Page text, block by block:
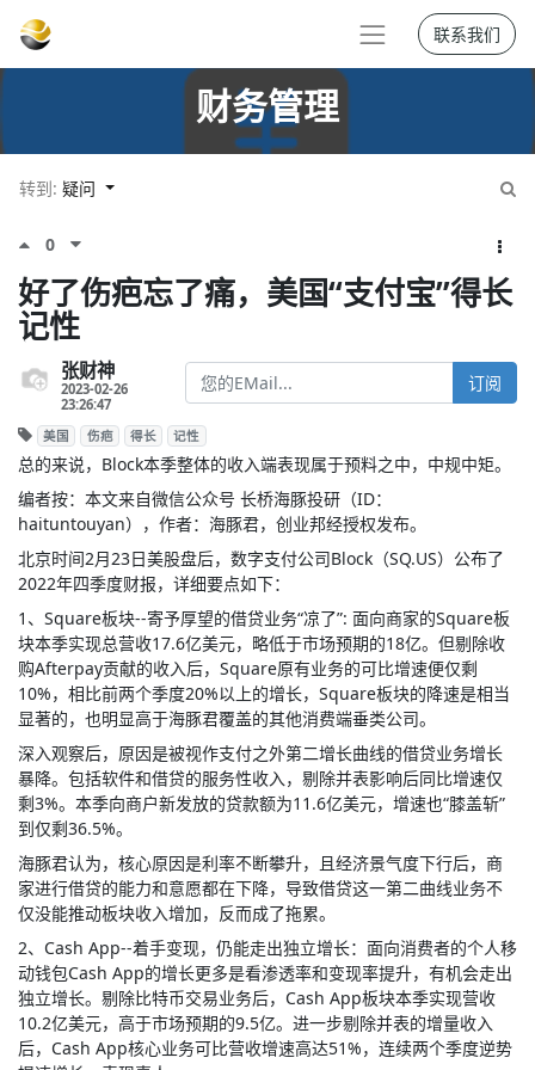
联系我们
财务管理
转到: 疑问
0
好了伤疤忘了痛，美国“支付宝”得长
记性
张财神
2023-02-26
23:26:47
订阅
美国 伤疤 得长 记性
总的来说，Block本季整体的收入端表现属于预料之中，中规中矩。
编者按：本文来自微信公众号 长桥海豚投研（ID：
haituntouyan），作者：海豚君，创业邦经授权发布。
北京时间2月23日美股盘后，数字支付公司Block（SQ.US）公布了
2022年四季度财报，详细要点如下：
1、Square板块--寄予厚望的借贷业务“凉了”: 面向商家的Square板
块本季实现总营收17.6亿美元，略低于市场预期的18亿。但剔除收
购Afterpay贡献的收入后，Square原有业务的可比增速便仅剩
10%，相比前两个季度20%以上的增长，Square板块的降速是相当
显著的，也明显高于海豚君覆盖的其他消费端垂类公司。
深入观察后，原因是被视作支付之外第二增长曲线的借贷业务增长
暴降。包括软件和借贷的服务性收入，剔除并表影响后同比增速仅
剩3%。本季向商户新发放的贷款额为11.6亿美元，增速也“膝盖斩”
到仅剩36.5%。
海豚君认为，核心原因是利率不断攀升，且经济景气度下行后，商
家进行借贷的能力和意愿都在下降，导致借贷这一第二曲线业务不
仅没能推动板块收入增加，反而成了拖累。
2、Cash App--着手变现，仍能走出独立增长：面向消费者的个人移
动钱包Cash App的增长更多是看渗透率和变现率提升，有机会走出
独立增长。剔除比特币交易业务后，Cash App板块本季实现营收
10.2亿美元，高于市场预期的9.5亿。进一步剔除并表的增量收入
后，Cash App核心业务可比营收增速高达51%，连续两个季度逆势